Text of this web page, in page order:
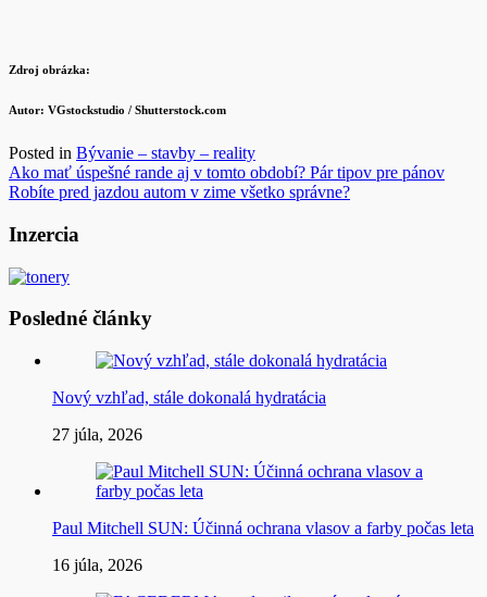
Zdroj obrázka:
Autor: VGstockstudio / Shutterstock.com
Posted in Bývanie – stavby – reality
Navigácia
v
článku
Ako mať úspešné rande aj v tomto období? Pár tipov pre pánov
Robíte pred jazdou autom v zime všetko správne?
Inzercia
Posledné články
Nový vzhľad, stále dokonalá hydratácia
27 júla, 2026
Paul Mitchell SUN: Účinná ochrana vlasov a farby počas leta
16 júla, 2026